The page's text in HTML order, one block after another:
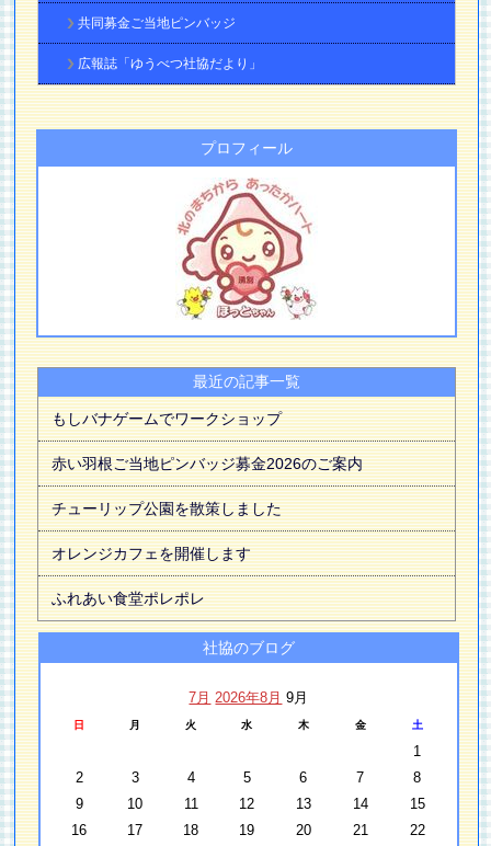
共同募金ご当地ピンバッジ
広報誌「ゆうべつ社協だより」
プロフィール
最近の記事一覧
もしバナゲームでワークショップ
赤い羽根ご当地ピンバッジ募金2026のご案内
チューリップ公園を散策しました
オレンジカフェを開催します
ふれあい食堂ポレポレ
社協のブログ
7月 2026年8月 9月
日 月 火 水 木 金 土
1
2
3 4 5 6 7
8
9
10 11 12 13 14
15
16
17 18 19 20 21
22